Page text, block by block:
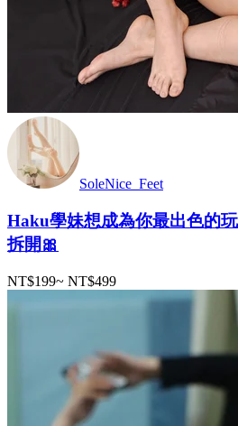
SoleNice_Feet
Haku學妹想成為你最出色的
拆開🎀
NT$199~ NT$499